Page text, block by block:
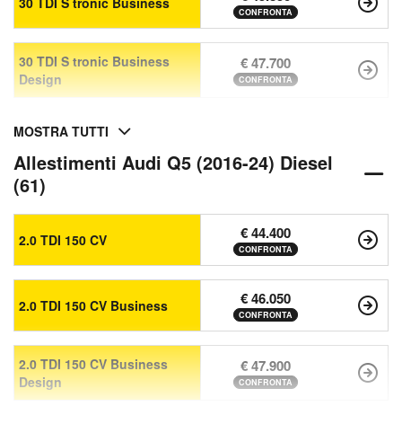
CONFRONTA
30 TDI S tronic Business
Design
€ 47.700
CONFRONTA
MOSTRA TUTTI
Allestimenti Audi Q5 (2016-24) Diesel
(61)
2.0 TDI 150 CV € 44.400
CONFRONTA
2.0 TDI 150 CV Business € 46.050
CONFRONTA
2.0 TDI 150 CV Business
Design
€ 47.900
CONFRONTA